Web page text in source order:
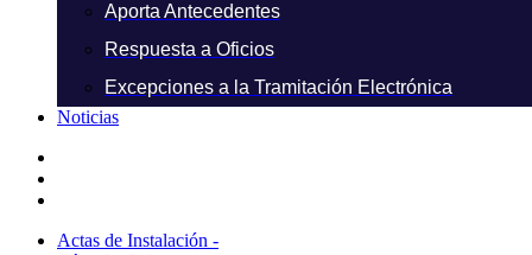
Aporta Antecedentes
Respuesta a Oficios
Excepciones a la Tramitación Electrónica
Noticias
Actas de Instalación -